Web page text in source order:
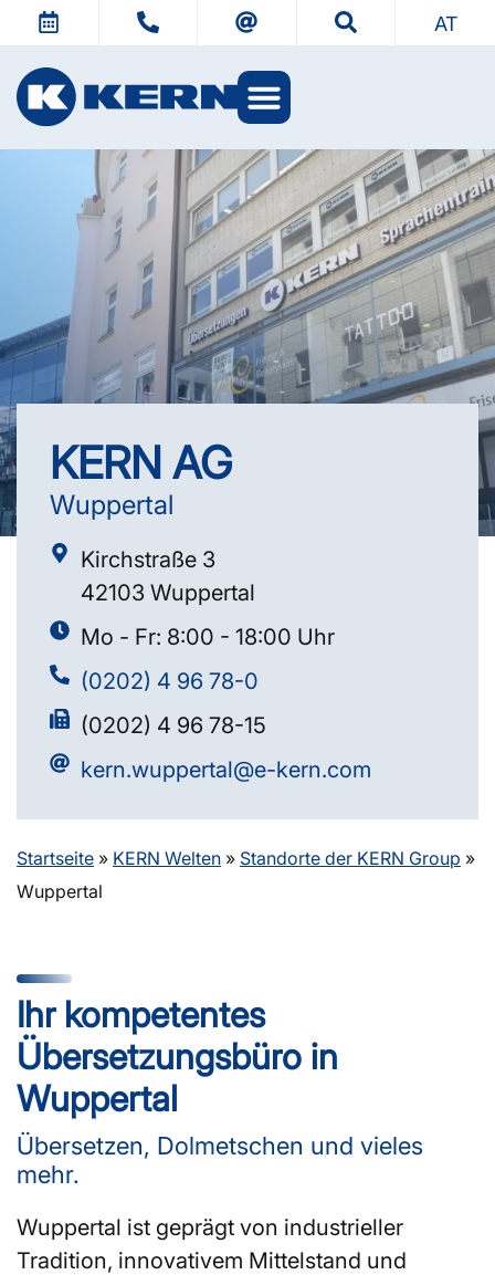
AT
KERN AG
Wuppertal
Kirchstraße 3
42103 Wuppertal
Mo - Fr: 8:00 - 18:00 Uhr
(0202) 4 96 78-0
(0202) 4 96 78-15
kern.wuppertal@e-kern.com
Startseite » KERN Welten » Standorte der KERN Group »
Wuppertal
Ihr kompetentes
Übersetzungsbüro in
Wuppertal
Übersetzen, Dolmetschen und vieles
mehr.
Wuppertal ist geprägt von industrieller
Tradition, innovativem Mittelstand und